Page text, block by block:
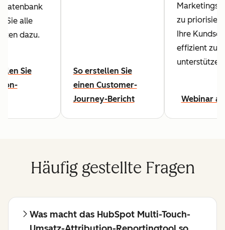
Sie alle
dazu.
Sie
So erstellen Sie
einen Customer-
Journey-Bericht
zu
Ihre
effizient zu
unterstützen.
Webinar
Häufig gestellte Fragen
Was macht das HubSpot Multi-Touch-